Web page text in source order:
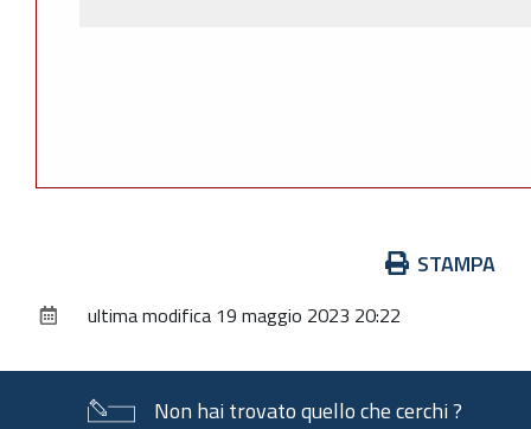
documento
STAMPA
ultima modifica 19 maggio 2023 20:22
Non hai trovato quello che cerchi ?